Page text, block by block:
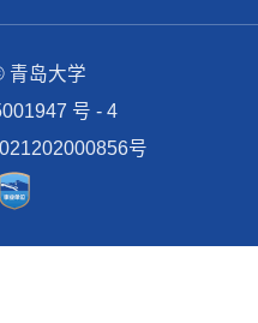
青岛大学
号 - 4
号